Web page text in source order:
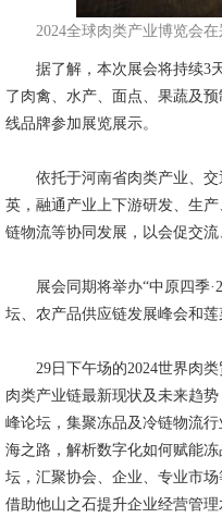
2024全球肉类产业博览会在
据了解，本次展会将持续3天
了肉禽、水产、面点、果蔬及
线品牌参加展览展示。
依托于河南省肉类产业、交
英，融通产业上下游研发、生
链物流等协同发展，以会促交
展会同期将举办“中原四季
坛、农产品供应链发展峰会和莲
29日下午场的2024世界肉类
肉类产业链最新现状及未来趋
峰论坛，集聚冻品及冷链物流
海之路，解析数字化如何赋能
坛，汇聚协会、企业、专业市
借助他山之石提升企业经营管理